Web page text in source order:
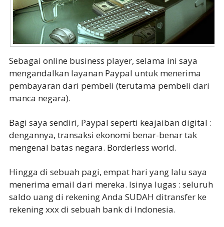
Sebagai online business player, selama ini saya
mengandalkan layanan Paypal untuk menerima
pembayaran dari pembeli (terutama pembeli dari
manca negara).
Bagi saya sendiri, Paypal seperti keajaiban digital :
dengannya, transaksi ekonomi benar-benar tak
mengenal batas negara. Borderless world.
Hingga di sebuah pagi, empat hari yang lalu saya
menerima email dari mereka. Isinya lugas : seluruh
saldo uang di rekening Anda SUDAH ditransfer ke
rekening xxx di sebuah bank di Indonesia.